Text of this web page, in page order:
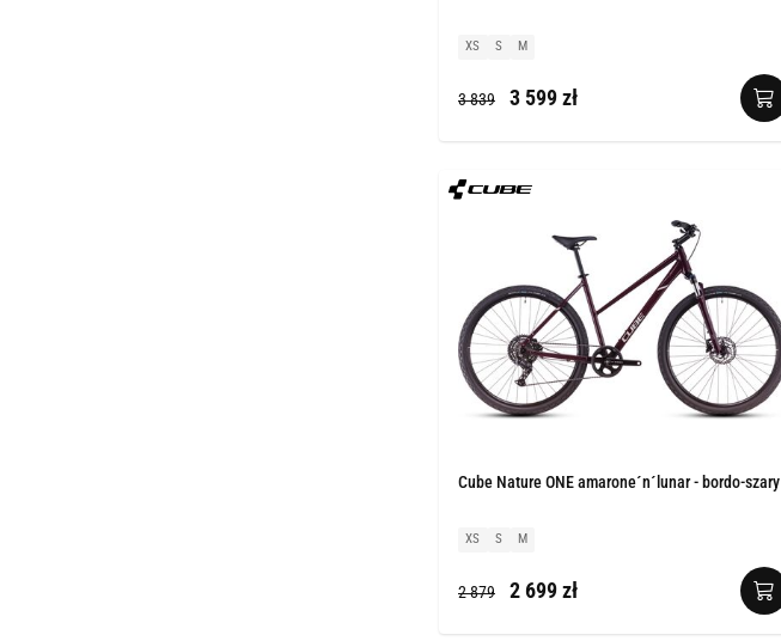
XS S M
3 839 3 599 zł
Cube Nature ONE amarone´n´lunar - bordo-szary
XS S M
2 879 2 699 zł